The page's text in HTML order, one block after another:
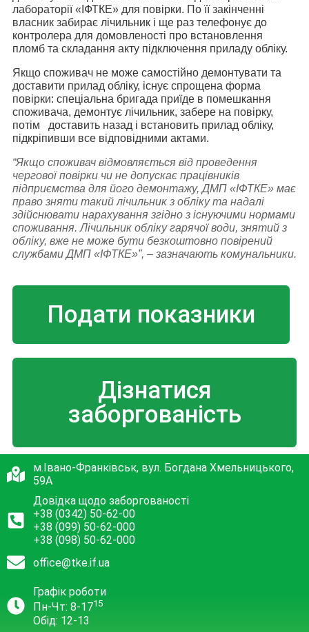
лабораторії «ІФТКЕ» для повірки. По її закінченні
власник забирає лічильник і ще раз телефонує до
контролера для домовленості про встановлення
пломб та складання акту підключення приладу обліку.
Якщо споживач не може самостійно демонтувати та
доставити прилад обліку, існує спрощена форма
повірки: спеціальна бригада приїде в помешкання
споживача, демонтує лічильник, забере на повірку,
потім доставить назад і встановить прилад обліку,
підкріпивши все відповідними актами.
“Якщо споживач відмовляється від проведення
чергової повірки чи не допускає працівників
підприємства для його демонтажу, ДМП «ІФТКЕ» має
право зняти такий лічильник з обліку та надалі
здійснювати нарахування згідно з існуючими нормами
споживання. Лічильник обліку гарячої води, знятий з
обліку, вже не може бути безкоштовно повірений
службами ДМП «ІФТКЕ»”, – зазначають комунальники.
Подати показники
Дізнатися
заборгованість
м.Івано-Франківськ, вул. Богдана Хмельницького,
59А
Довідка щодо заборгованості
+38 (0342) 50-62-00
+38 (099) 50-62-000
+38 (098) 50-62-000
office@tke.if.ua
Графік роботи
Пн-Чт: 8-1715
Обід: 12-13